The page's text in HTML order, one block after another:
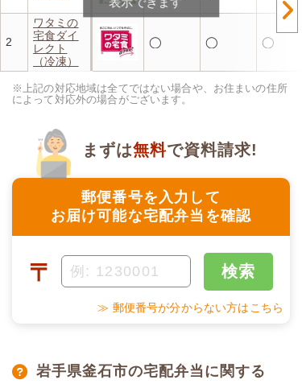
2
ワタミの
宅食ダイ
レクト
（冷凍）
◯ ◯ ◯
※上記の対応地域は全てではない場合や、お住まいの住所
によって対応外の場合がございます。
郵便番号を入力して
お届け可能な宅配弁当を確認
まずは無料で資料請求!
〒 検索
≫ 郵便番号が分からない方はこちら
岩手県釜石市の宅配弁当に関する